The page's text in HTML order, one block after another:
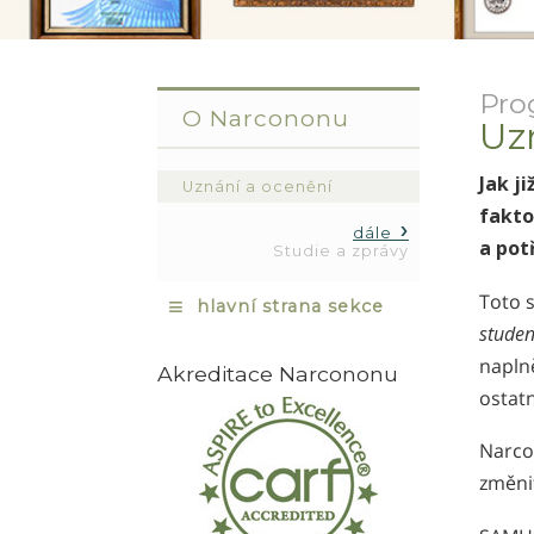
Jak
a
Toto
O Narcononu
Uznání a ocenění
dále
Studie a zprávy
≡ hlavní strana sekce
Akreditace Narcononu